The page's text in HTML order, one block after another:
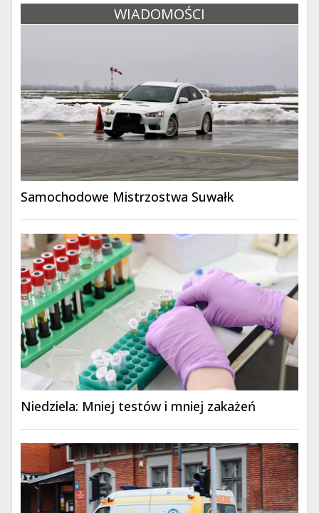
WIADOMOŚCI
Samochodowe Mistrzostwa Suwałk
Niedziela: Mniej testów i mniej zakażeń